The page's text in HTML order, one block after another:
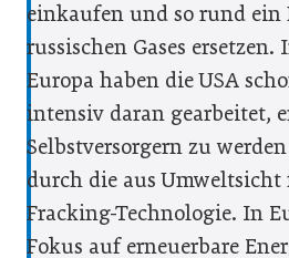
einkaufen und so rund ein
russischen Gases ersetzen.
Eu­ropa haben die USA
intensiv daran gearbeitet,
Selbstversorgern zu
durch die aus
Fracking-Technologie. In
Fokus auf erneuerbare